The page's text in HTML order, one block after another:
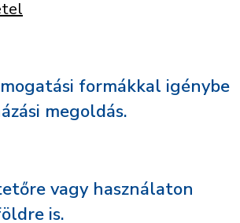
formákkal igénybe
megoldás.
vagy használaton
is.